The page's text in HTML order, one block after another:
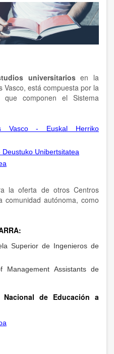
universitariosen la
Vasco, está compuesta por la
componen el Sistema
Vasco - Euskal Herriko
Unibertsitatea
la oferta de otros Centros
comunidad autónoma, como
Superior de Ingenieros de
Management Assistants de
Nacional de Educación a